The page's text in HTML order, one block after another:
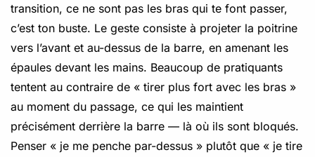
transition, ce ne sont pas les bras qui te font passer,
c’est ton buste. Le geste consiste à projeter la poitrine
vers l’avant et au-dessus de la barre, en amenant les
épaules devant les mains. Beaucoup de pratiquants
tentent au contraire de « tirer plus fort avec les bras »
au moment du passage, ce qui les maintient
précisément derrière la barre — là où ils sont bloqués.
Penser « je me penche par-dessus » plutôt que « je tire